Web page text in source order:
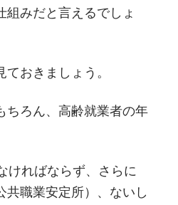
組みだと言えるでしょ
おきましょう。
ちろん、高齢就業者の年
ければならず、さらに
共職業安定所）、ないし